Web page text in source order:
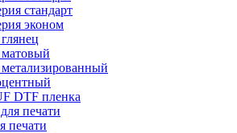
стандарт
эконом
DTF пленка
печати
печати